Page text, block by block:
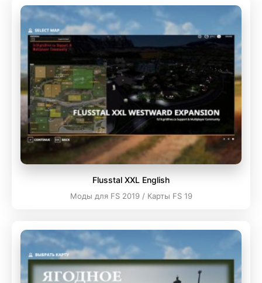
Flusstal XXL English
Моды для FS 2019 / Карты FS 19